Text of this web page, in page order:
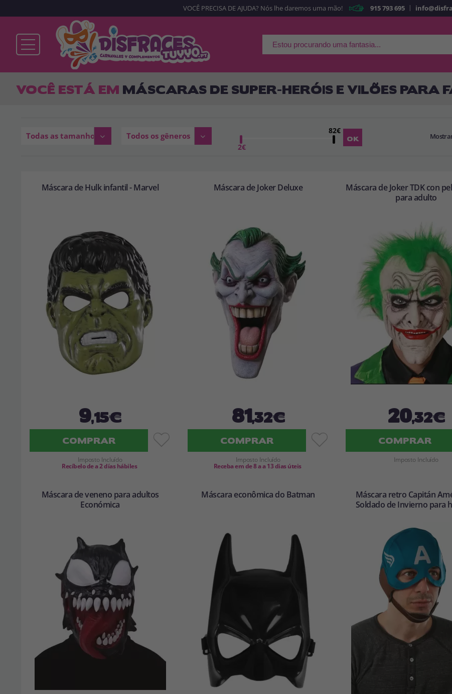
Já sou cliente
ENTRAR
Sou
suas operações
VOCÊ PRECISA DE AJUDA? Nós lhe daremos uma mão! 915 793 695 |
VOCÊ ESTÁ EM MÁSCARAS DE SUPER-HERÓIS E VILÕES PARA
Todas as tamanhos Todos os gêneros
2€
82€
Máscara de Hulk infantil - Marvel
9,15€
COMPRAR
Imposto Incluído
Recíbelo de a 2 días hábiles
Máscara de Joker Deluxe
81,32€
COMPRAR
Imposto Incluído
Receba em de 8 a a 13 dias úteis
Máscara de Joker TDK con
para adulto
20,32€
COMPRAR
Imposto Incluído
Máscara de veneno para adultos
Económica
Máscara econômica do Batman
Máscara retro Capitán
Soldado de Invierno para